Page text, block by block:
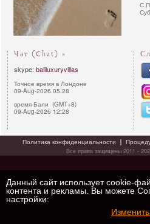
С
Чат (Chat) »
skype: baliluxuryvillas
Точное время в Лондоне
09-Aug-2026 05:28
время Бали (GMT+8)
09-Aug-2026 12:28
Политика конфиденциальности
Все права защищены 2011 -
Данный сайт использует cookie-
контента и рекламы. Вы можете
настройки: